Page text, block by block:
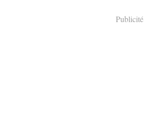
Publicité